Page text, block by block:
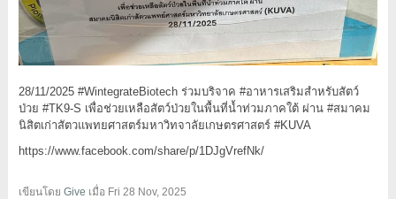
28/11/2025 #WintegrateBiotech ร่วมบริจาค #อาหารเสริมสำหรับสัตว์
ป่วย #TK9-S เพื่อช่วยเหลือสัตว์ป่วยในพื้นที่น้ำท่วมภาคใต้ ผ่าน #สมาคม
นิสิตเก่าสัตวแพทยศาสตร์มหาวิทจาลัยเกษตรศาสตร์ #KUVA
https://www.facebook.com/share/p/1DJgVrefNk/
เขียนโดย Give เมื่อ Fri 28 Nov, 2025